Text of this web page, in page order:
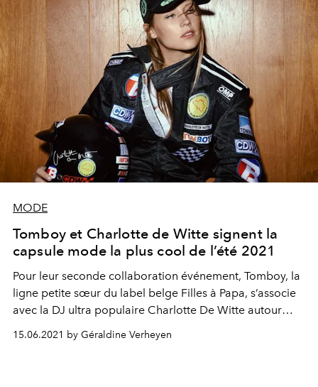
MODE
Tomboy et Charlotte de Witte signent la
capsule mode la plus cool de l’été 2021
Pour leur seconde collaboration événement, Tomboy, la
ligne petite sœur du label belge Filles à Papa, s’associe
avec la DJ ultra populaire Charlotte De Witte autour
d'une capsule infusée d'une mode subversive rappelant
la Formule 1. Attention au sold out !
15.06.2021 by Géraldine Verheyen